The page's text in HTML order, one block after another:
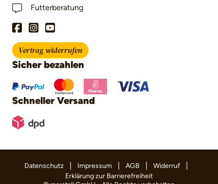
Futterberatung
Vertrag widerrufen
Sicher bezahlen
Schneller Versand
Datenschutz | Impressum | AGB | Widerruf |
Erklärung zur Barrierefreiheit